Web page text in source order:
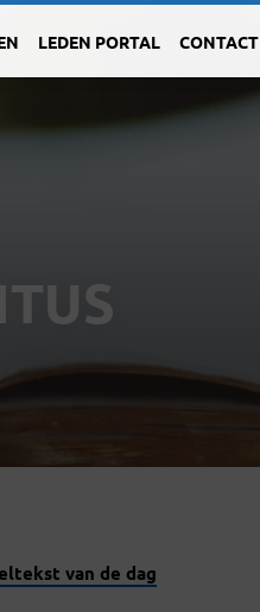
LEDEN PORTAL CONTACT
van de dag